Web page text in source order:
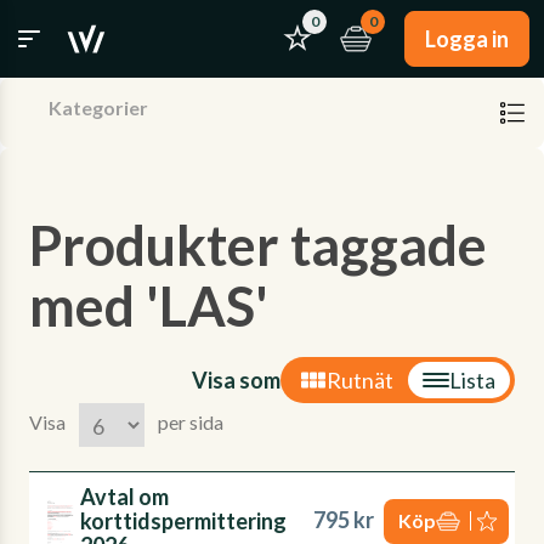
0 0
Logga in
Kategorier
Produkter taggade
med 'LAS'
Visa som Rutnät Lista
Visa per sida
Avtal om
korttidspermittering
795 kr Köp